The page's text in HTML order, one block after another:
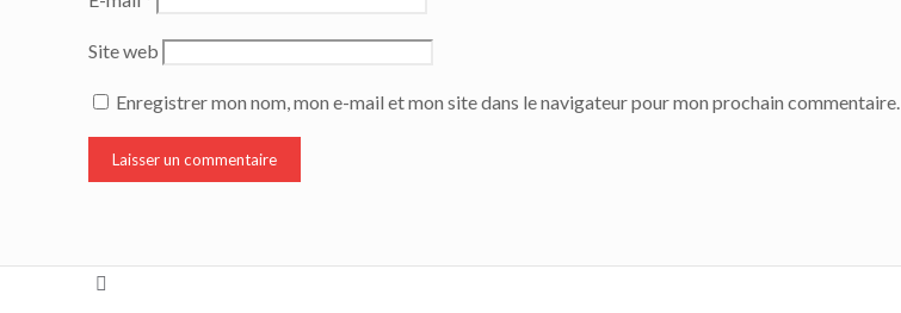
Site web
Enregistrer mon nom, mon e-mail et mon site dans le navigateur pour mon prochain commentaire.